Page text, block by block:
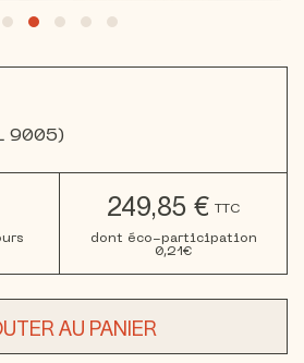
9005)
249,85 € TTC
dont éco-participation
0,21€
AU PANIER